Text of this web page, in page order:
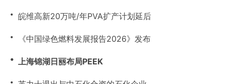
・ 皖维高新20万吨/年PVA扩产计划延后
・ 《中国绿色燃料发展报告2026》发布
・ 上海锦湖日丽布局PEEK